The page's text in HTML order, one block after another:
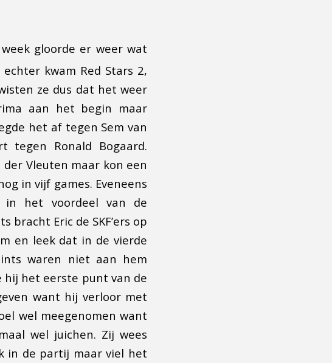
gloorde er weer wat
kwam Red Stars 2,
ze dus dat het weer
aan het begin maar
het af tegen Sem van
tegen Ronald Bogaard.
Vleuten maar kon een
in vijf games. Eveneens
in het voordeel van de
bracht Eric de SKF’ers op
en leek dat in de vierde
waren niet aan hem
hij het eerste punt van de
want hij verloor met
wel meegenomen want
wel juichen. Zij wees
in de partij maar viel het